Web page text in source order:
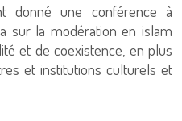
donné une conférence à
sur la modération en islam
et de coexistence, en plus
et institutions culturels et